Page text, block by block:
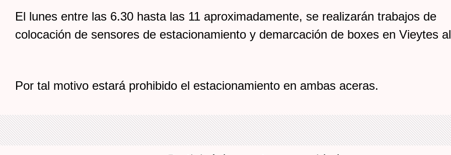
El lunes entre las 6.30 hasta las 11 aproximadamente, se realizarán trabajos de
colocación de sensores de estacionamiento y demarcación de boxes en Vieytes
Por tal motivo estará prohibido el estacionamiento en ambas aceras.